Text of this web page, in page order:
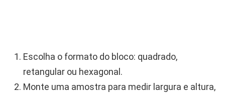
Escolha o formato do bloco: quadrado,
retangular ou hexagonal.
Monte uma amostra para medir largura e altura,